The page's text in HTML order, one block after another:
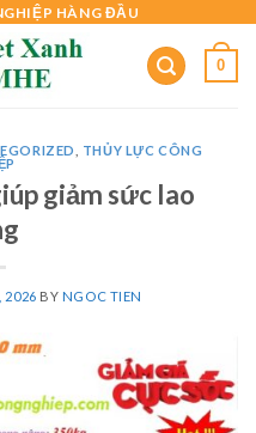
HÀNG ĐẦU
0
THỦY LỰC CÔNG
giảm sức lao
2026 BY NGOC TIEN